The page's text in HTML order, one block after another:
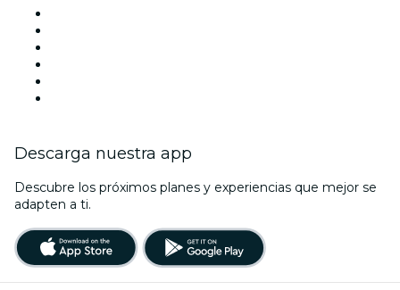
Descarga nuestra app
Descubre los próximos planes y experiencias que mejor se
adapten a ti.